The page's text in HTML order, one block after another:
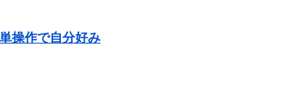
操作で自分好み